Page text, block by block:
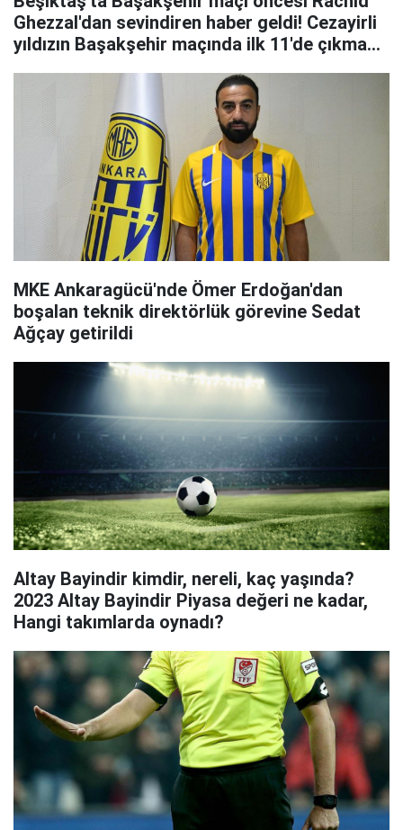
Ghezzal'dan sevindiren haber geldi! Cezayirli
yıldızın Başakşehir maçında ilk 11'de çıkması
MKE Ankaragücü'nde Ömer Erdoğan'dan
boşalan teknik direktörlük görevine Sedat
Ağçay getirildi
Altay Bayindir kimdir, nereli, kaç yaşında?
2023 Altay Bayindir Piyasa değeri ne kadar,
Hangi takımlarda oynadı?